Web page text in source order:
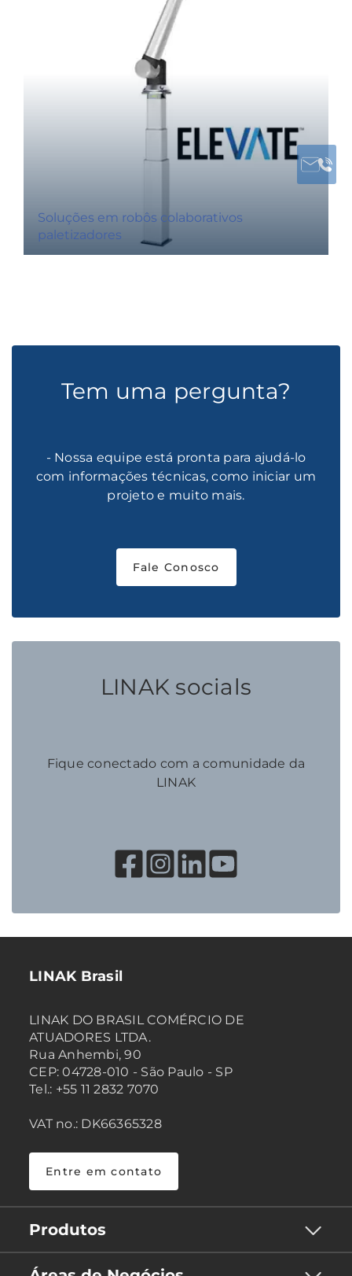
Soluções em robôs colaborativos
paletizadores
Tem uma pergunta?
- Nossa equipe está pronta para ajudá-lo
com informações técnicas, como iniciar um
projeto e muito mais.
Fale Conosco
LINAK socials
Fique conectado com a comunidade da
LINAK
LINAK Brasil
LINAK DO BRASIL COMÉRCIO DE
ATUADORES LTDA.
Rua Anhembi, 90
CEP: 04728-010 - São Paulo - SP
Tel.: +55 11 2832 7070
VAT no.: DK66365328
Entre em contato
Produtos